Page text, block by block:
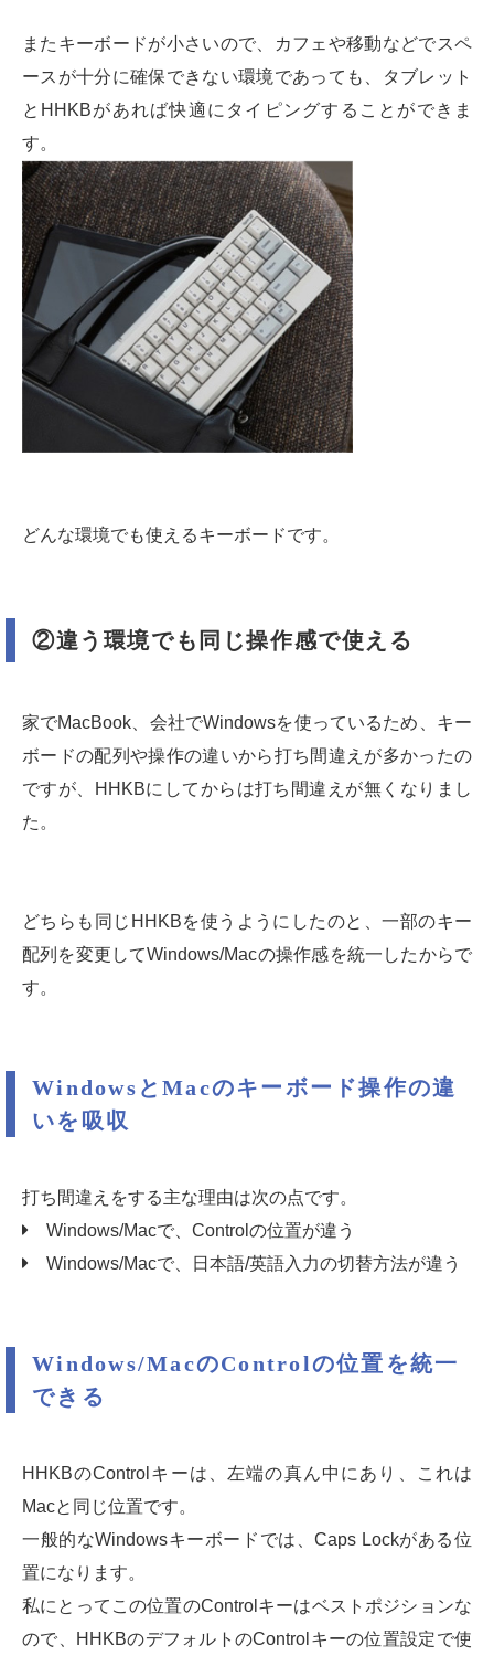
またキーボードが小さいので、カフェや移動などでスペ
ースが十分に確保できない環境であっても、タブレット
とHHKBがあれば快適にタイピングすることができま
す。
どんな環境でも使えるキーボードです。
②違う環境でも同じ操作感で使える
家でMacBook、会社でWindowsを使っているため、キー
ボードの配列や操作の違いから打ち間違えが多かったの
ですが、HHKBにしてからは打ち間違えが無くなりまし
た。
どちらも同じHHKBを使うようにしたのと、一部のキー
配列を変更してWindows/Macの操作感を統一したからで
す。
WindowsとMacのキーボード操作の違
いを吸収
打ち間違えをする主な理由は次の点です。
Windows/Macで、Controlの位置が違う
Windows/Macで、日本語/英語入力の切替方法が違う
Windows/MacのControlの位置を統一
できる
HHKBのControlキーは、左端の真ん中にあり、これは
Macと同じ位置です。
一般的なWindowsキーボードでは、Caps Lockがある位
置になります。
私にとってこの位置のControlキーはベストポジションな
ので、HHKBのデフォルトのControlキーの位置設定で使